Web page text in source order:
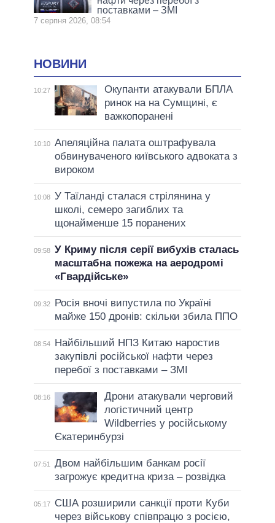
поставками – ЗМІ
7 серпня 2026, 08:54
НОВИНИ
10:27
Окупанти атакували БПЛА
ринок на на Сумщині, є
важкопоранені
10:10 Апеляційна палата оштрафувала
обвинуваченого київського адвоката з
вироком
10:08 У Таїланді сталася стрілянина у
школі, семеро загиблих та
щонайменше 15 поранених
09:58 У Криму після серії вибухів сталась
масштабна пожежа на аеродромі
«Гвардійське»
09:32
Росія вночі випустила по Україні
майже 150 дронів: скільки збила ППО
08:54
Найбільший НПЗ Китаю наростив
закупівлі російської нафти через
перебої з поставками – ЗМІ
08:16
Дрони атакували черговий
логістичний центр
Wildberries у російському
Єкатеринбурзі
07:51
Двом найбільшим банкам росії
загрожує кредитна криза – розвідка
05:17
США розширили санкції проти Куби
через військову співпрацю з росією,